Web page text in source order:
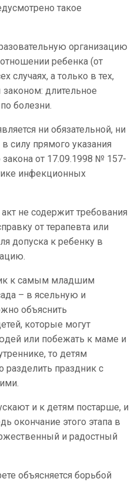
такое
организацию
ребенка (от
случаях, а только в тех,
длительное
болезни.
ни обязательной, ни
силу прямого указания
от 17.09.1998 № 157-
инфекционных
не содержит требования
от терапевта или
допуска к ребенку в
к самым младшим
– в ясельную и
объяснить
которые могут
или побежать к маме и
то детям
разделить праздник с
и к детям постарше, и
окончание этого этапа в
и радостный
объясняется борьбой